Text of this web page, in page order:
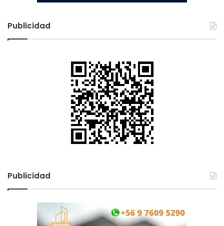
Publicidad
Publicidad